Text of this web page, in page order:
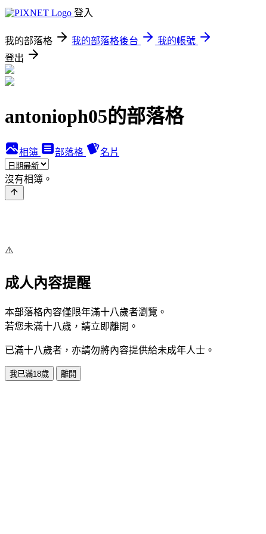
登入
我的部落格 我的部落格後台
我的帳號
登出
antonioph05的部落格
相簿 部落格 名片
沒有相簿。
⚠️
成人內容提醒
本部落格內容僅限年滿十八歲者瀏覽。
若您未滿十八歲，請立即離開。
已滿十八歲者，亦請勿將內容提供給未成年人士。
我已滿18歲 離開